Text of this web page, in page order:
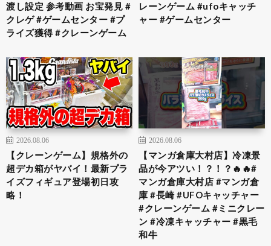
渡し設定 参考動画 お宝発見 #
クレゲ #ゲームセンター #プ
ライズ獲得 #クレーンゲーム
レーンゲーム #ufoキャッチ
ャー #ゲームセンター
2026.08.06
【クレーンゲーム】規格外の
超デカ箱がヤバイ！最新プラ
イズフィギュア登場初日攻
略！
2026.08.06
【マンガ倉庫大村店】冷凍景
品が今アツい！？！？🔥🔥#
マンガ倉庫大村店 #マンガ倉
庫 #長崎 #UFOキャッチャー
#クレーンゲーム #ミニクレー
ン #冷凍キャッチャー #黒毛
和牛